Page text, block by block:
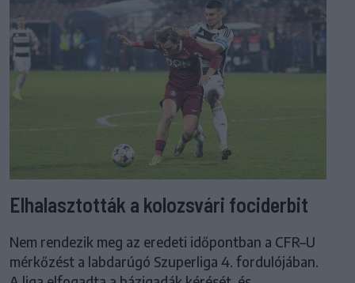
Elhalasztották a kolozsvári fociderbit
Nem rendezik meg az eredeti időpontban a CFR–U
mérkőzést a labdarúgó Szuperliga 4. fordulójában.